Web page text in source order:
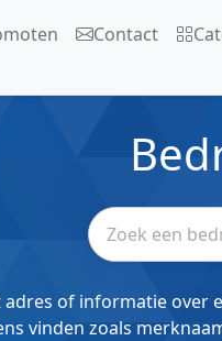
Contact
adres of informatie over
vinden zoals